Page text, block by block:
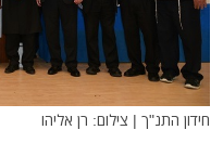
חידון התנ"ך | צילום: רן אליהו